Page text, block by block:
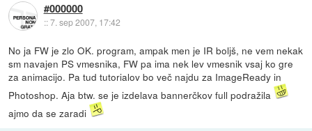
#000000
::7. sep 2007, 17:42
No ja FW je zlo OK. program, ampak men je IR boljš, ne vem nekak
sm navajen PS vmesnika, FW pa ima nek lev vmesnik vsaj ko gre
za animacijo. Pa tud tutorialov bo več najdu za ImageReady in
Photoshop. Aja btw. se je izdelava bannerčkov full podražila
ajmo da se zaradi